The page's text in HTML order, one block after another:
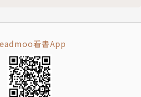
趨勢科技威脅研究中心
究人員發現一起名為「Ducktai
擊當中，駭客利用資訊竊取程式
商業帳戶存取權限的個人使用者
用LinkedIn私訊發動了一波瞄準
看書App